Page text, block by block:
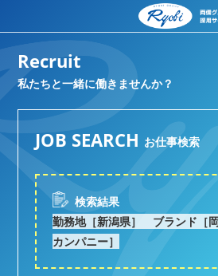
Recruit
私たちと一緒に働きませんか？
JOB SEARCH お仕事検索
検索結果
勤務地［新潟県］ ブランド［
カンパニー］